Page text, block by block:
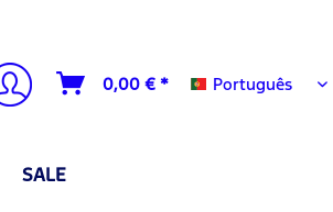
0,00 € * Português
Português
SALE